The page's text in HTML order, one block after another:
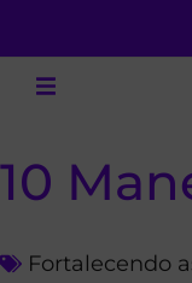
10
Fortalecendo